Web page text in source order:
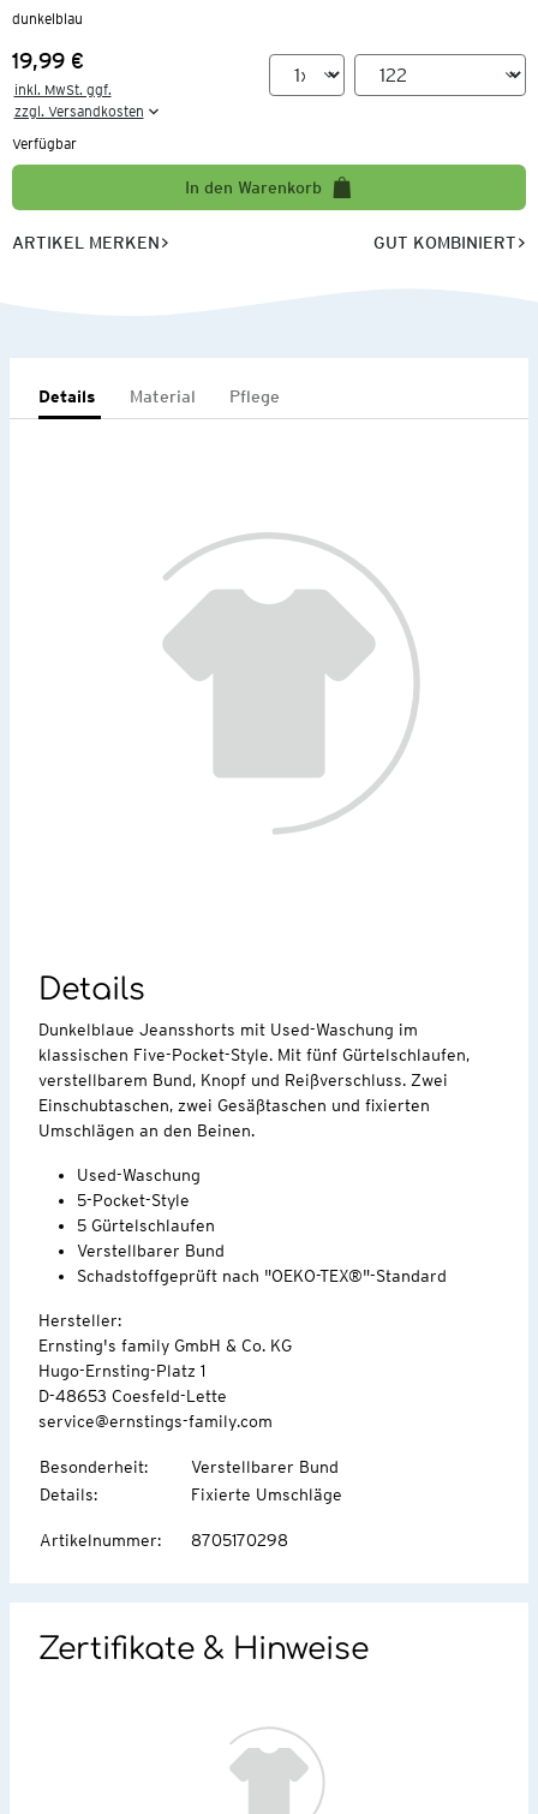
dunkelblau
Preis:
19,99 €
inkl. MwSt. ggf.
zzgl. Versandkosten
Verfügbar
In den Warenkorb
ARTIKEL MERKEN GUT KOMBINIERT
Details Material Pflege
Details
Dunkelblaue Jeansshorts mit Used-Waschung im
klassischen Five-Pocket-Style. Mit fünf Gürtelschlaufen,
verstellbarem Bund, Knopf und Reißverschluss. Zwei
Einschubtaschen, zwei Gesäßtaschen und fixierten
Umschlägen an den Beinen.
Used-Waschung
5-Pocket-Style
5 Gürtelschlaufen
Verstellbarer Bund
Schadstoffgeprüft nach "OEKO-TEX®"-Standard
Hersteller:
Ernsting's family GmbH & Co. KG
Hugo-Ernsting-Platz 1
D-48653 Coesfeld-Lette
service@ernstings-family.com
Besonderheit:
Verstellbarer Bund
Details: Fixierte Umschläge
Artikelnummer: 8705170298
Zertifikate & Hinweise